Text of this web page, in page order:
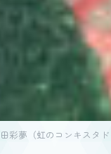
彩夢（虹のコンキスタド